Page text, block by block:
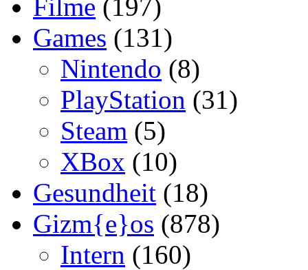
Filme (197)
Games (131)
Nintendo (8)
PlayStation (31)
Steam (5)
XBox (10)
Gesundheit (18)
Gizm{e}os (878)
Intern (160)